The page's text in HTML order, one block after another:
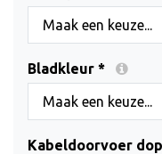
Maak een keuze...
Bladkleur *
Maak een keuze...
Kabeldoorvoer